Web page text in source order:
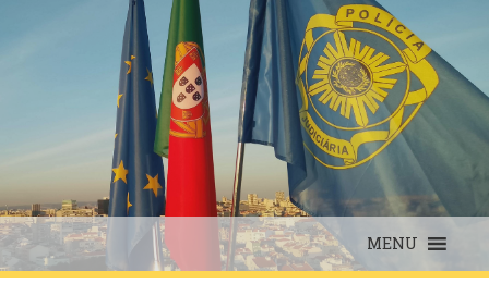
MENU